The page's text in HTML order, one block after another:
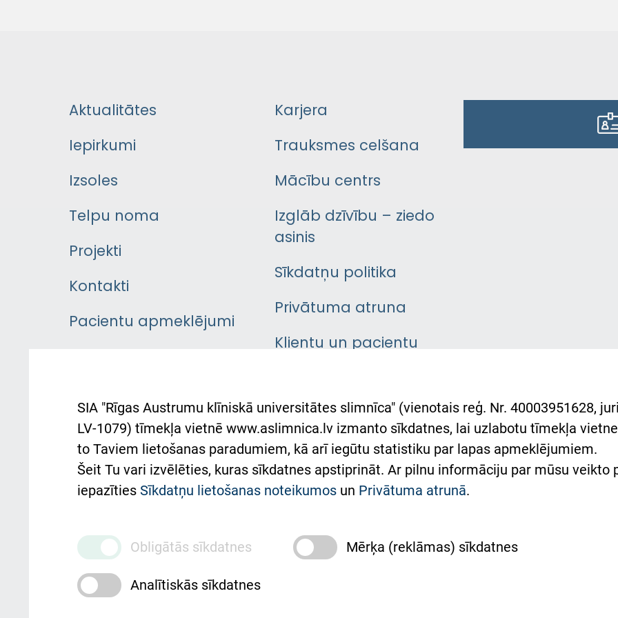
Aktualitātes
Iepirkumi
Izsoles
Telpu noma
Projekti
Kontakti
Pacientu apmeklējumi
Pacienta
atsauksmju/sūdzību
iesniegšanas kārtība
Kā pie mums nokļūt
ceļvedis
Rekvizīti un ārstniecības
Karjera
Trauksmes celšana
Mācību centrs
Izglāb dzīvību – ziedo
asinis
Sīkdatņu politika
Privātuma atruna
Klientu un pacientu
Austrumu slimnīcas
atbalsts Ukrainai
Підтримка Східної лікарні
та співпраця з Україною
SIA "Rīgas Austrumu klīniskā universitātes slimnīca" (vienotais reģ. Nr. 40003951628,
LV-1079) tīmekļa vietnē www.aslimnica.lv izmanto sīkdatnes, lai uzlabotu tīmekļa
to Taviem lietošanas paradumiem, kā arī iegūtu statistiku par lapas apmeklējumiem.
Šeit Tu vari izvēlēties, kuras sīkdatnes apstiprināt. Ar pilnu informāciju par mūsu veikto
iepazīties Sīkdatņu lietošanas noteikumos un Privātuma atrunā.
Obligātās sīkdatnes Mērķa (reklāmas) sīkdatnes
Analītiskās sīkdatnes